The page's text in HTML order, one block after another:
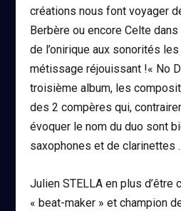
créations nous font voyager
Berbère ou encore Celte
de l’onirique aux sonorités
métissage réjouissant !« No
troisième album, les
des 2 compères qui,
évoquer le nom du duo sont
saxophones et de clarinettes .
Julien STELLA en plus d’être
« beat-maker » et champion